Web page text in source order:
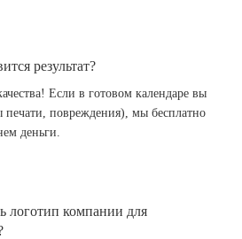
результат?
Если в готовом календаре вы
печати, повреждения), мы бесплатно
деньги.
логотип компании для